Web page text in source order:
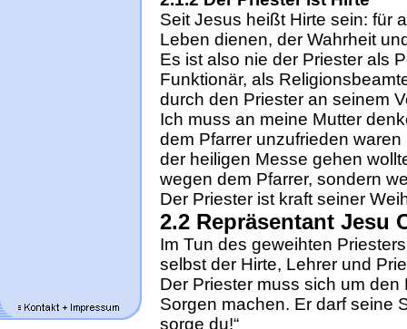
Seit Jesus heißt Hirte sein: für
Leben dienen, der Wahrheit
Es ist also nie der Priester als
Funktionär, als
durch den Priester an seinem
Ich muss an meine Mutter
dem Pfarrer unzufrieden
der heiligen Messe gehen
wegen dem Pfarrer, sondern
Der Priester ist kraft seiner
2.2 Repräsentant Jesu
Im Tun des geweihten
selbst der Hirte, Lehrer und
Der Priester muss sich um
Sorgen machen. Er darf seine
sorge du!“